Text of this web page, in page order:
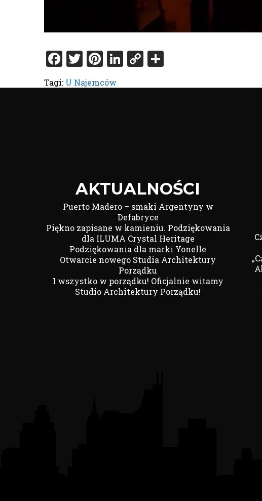
Facebook
Twitter
Pinterest
LinkedIn
Copy
Tagi: U Najemców
AKTUALNOŚCI
Puerto Madero – smaki Argentyny w
Defabryce
Piękno zapisane w kamieniu. Podziękowania
dla ILUMA Crystal Heritage
Podziękowania dla marki Yonelle
Otwarcie nowego Studia Architektury
Porządku
I wszystko w porządku! Oficjalnie witamy
Studio Architektury Porządku!